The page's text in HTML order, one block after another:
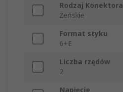
Rodzaj Konektora
Żeńskie
Format styku
6+E
Liczba rzędów
2
Napięcie